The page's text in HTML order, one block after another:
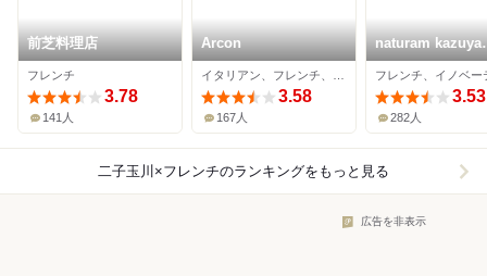
前芝料理店
フレンチ
3.78
141人
Arcon
3.58
167人
naturam kazuya
sugiura
フレンチ、イノベー
3.53
282人
二子玉川×フレンチのランキングをもっと見る
広告を非表示